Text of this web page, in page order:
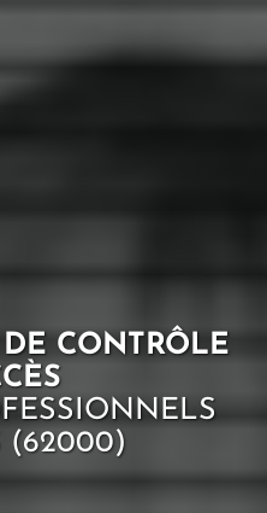
DE CONTRÔLE
(62000)